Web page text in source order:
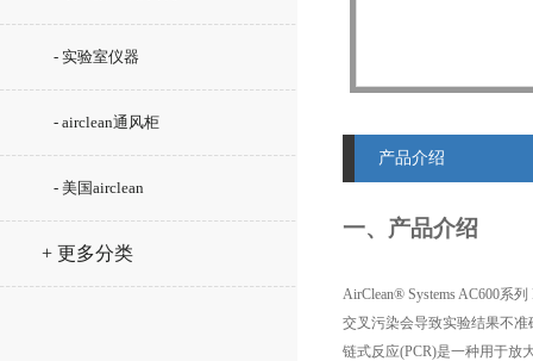
- 实验室仪器
- airclean通风柜
- 美国airclean
+ 更多分类
产品介绍
一、产品介绍
AirClean® Systems AC600系列
交叉污染会导致实验结果不准
链式反应(PCR)是一种用于放